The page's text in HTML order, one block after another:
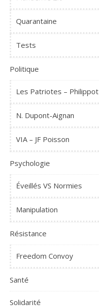
Quarantaine
Tests
Politique
Les Patriotes – Philippot
N. Dupont-Aignan
VIA – JF Poisson
Psychologie
Éveillés VS Normies
Manipulation
Résistance
Freedom Convoy
Santé
Solidarité